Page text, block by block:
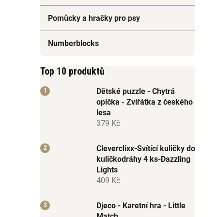
Pomůcky a hračky pro psy
Numberblocks
Top 10 produktů
Dětské puzzle - Chytrá
opička - Zvířátka z českého
lesa
379 Kč
Cleverclixx-Svítící kuličky do
kuličkodráhy 4 ks-Dazzling
Lights
409 Kč
Djeco - Karetní hra - Little